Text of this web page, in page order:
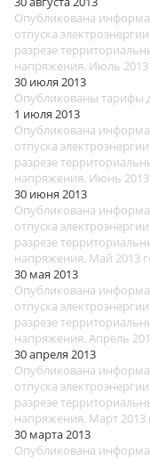
Опубликована
отпуска
разрезе
напряжения. Июль 2013
30 июля 2013
Опубликованы тарифы
1 июля 2013
Опубликована
отпуска
разрезе
напряжения. Июнь 2013
30 июня 2013
Опубликована
отпуска
разрезе
напряжения. Май 2013
30 мая 2013
Опубликована
отпуска
разрезе
напряжения. Апрель
30 апреля 2013
Опубликована
отпуска
разрезе
напряжения. Март 2013
30 марта 2013
Опубликована